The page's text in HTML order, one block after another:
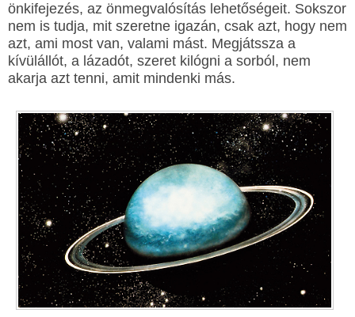
önkifejezés, az önmegvalósítás lehetőségeit. Sokszor
nem is tudja, mit szeretne igazán, csak azt, hogy nem
azt, ami most van, valami mást. Megjátssza a
kívülállót, a lázadót, szeret kilógni a sorból, nem
akarja azt tenni, amit mindenki más.